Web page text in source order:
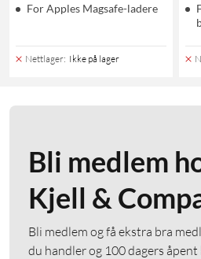
For Apples Magsafe-ladere
Nettlager: Ikke på lager
Bli medlem
Kjell &
Bli medlem og få ekstra bra
du handler og 100 dagers